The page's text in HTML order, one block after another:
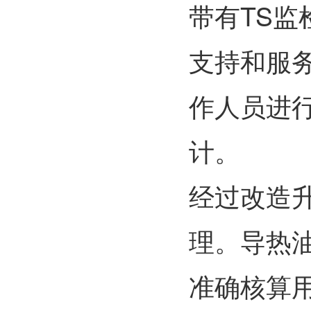
带有TS监
支持和服
作人员进
计。
经过改造
理。导热
准确核算